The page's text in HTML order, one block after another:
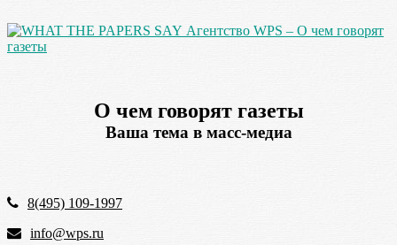
Агентство WPS – О чем говорят
газеты
О чем говорят газеты
Ваша тема в масс-медиа
8(495) 109-1997
info@wps.ru